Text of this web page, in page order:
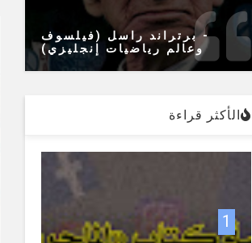
- برتراند راسل (فيلسوف
وعالم رياضيات إنجليزي)
الأكثر قراءة
1